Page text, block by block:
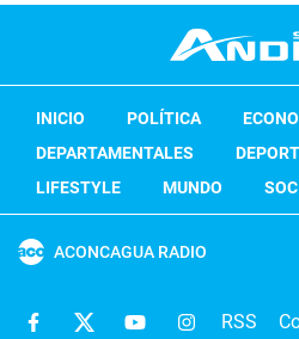
INICIO POLÍTICA
DEPARTAMENTALES
LIFESTYLE
MUNDO
ACONCAGUA RADIO
RSS